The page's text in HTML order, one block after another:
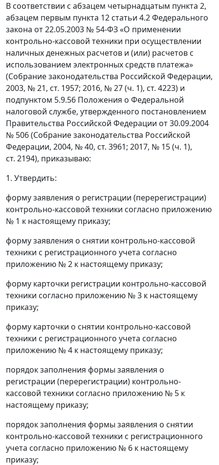
В соответствии с абзацем четырнадцатым пункта 2,
абзацем первым пункта 12 статьи 4.2 Федерального
закона от 22.05.2003 № 54-ФЗ «О применении
контрольно-кассовой техники при осуществлении
наличных денежных расчетов и (или) расчетов с
использованием электронных средств платежа»
(Собрание законодательства Российской Федерации,
2003, № 21, ст. 1957; 2016, № 27 (ч. 1), ст. 4223) и
подпунктом 5.9.56 Положения о Федеральной
налоговой службе, утвержденного постановлением
Правительства Российской Федерации от 30.09.2004
№ 506 (Собрание законодательства Российской
Федерации, 2004, № 40, ст. 3961; 2017, № 15 (ч. 1),
ст. 2194), приказываю:
1. Утвердить:
форму заявления о регистрации (перерегистрации)
контрольно-кассовой техники согласно приложению
№ 1 к настоящему приказу;
форму заявления о снятии контрольно-кассовой
техники с регистрационного учета согласно
приложению № 2 к настоящему приказу;
форму карточки регистрации контрольно-кассовой
техники согласно приложению № 3 к настоящему
приказу;
форму карточки о снятии контрольно-кассовой
техники с регистрационного учета согласно
приложению № 4 к настоящему приказу;
порядок заполнения формы заявления о
регистрации (перерегистрации) контрольно-
кассовой техники согласно приложению № 5 к
настоящему приказу;
порядок заполнения формы заявления о снятии
контрольно-кассовой техники с регистрационного
учета согласно приложению № 6 к настоящему
приказу;